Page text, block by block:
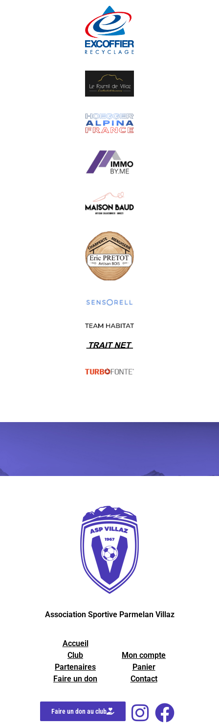
Association Sportive Parmelan Villaz
Accueil
Club
Partenaires
Faire un don
Mon compte
Panier
Contact
Faire un don au club